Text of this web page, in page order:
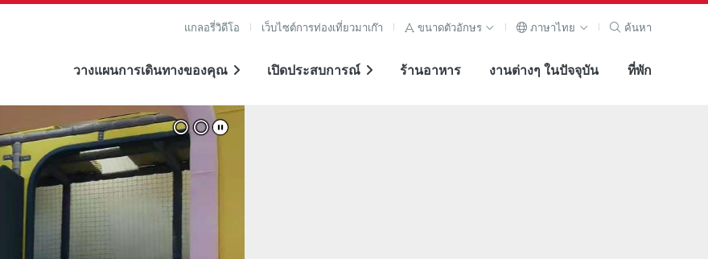
แกลอรี่วิดีโอ เว็บไซต์การท่องเที่ยวมาเก๊า ขนาดตัวอักษร ภาษาไทย ค้นหา
วางแผนการเดินทางของคุณ เปิดประสบการณ์ ร้านอาหาร งานต่างๆ ในปัจจุบัน ที่พัก